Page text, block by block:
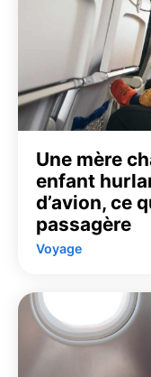
Une mère
enfant
d’avion, ce
passagère
Voyage